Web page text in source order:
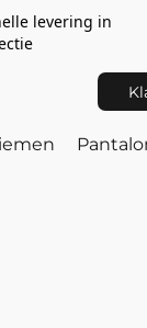
levering in